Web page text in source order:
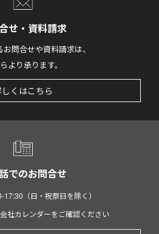
せ・資料請求
問合せや資料請求は、
より承ります。
くはこちら
でのお問合せ
17:30（日・祝祭日を除く）
社カレンダーをご確認ください